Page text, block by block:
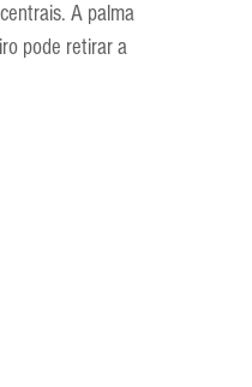
A palma
pode retirar a